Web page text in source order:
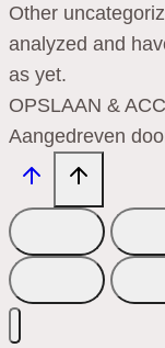
Other
analyzed and
as yet.
OPSLAAN &
Aangedreven